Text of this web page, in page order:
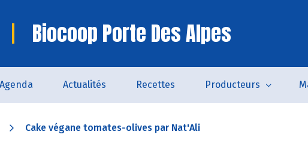
Biocoop Porte Des Alpes
Agenda Actualités Recettes Producteurs
Cake végane tomates-olives par Nat'Ali